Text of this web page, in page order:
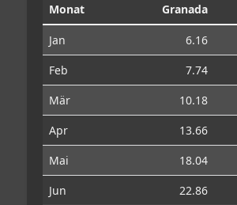
Monat Granada
Jan 6.16
Feb
7.74
Mär
10.18
Apr
13.66
Mai
18.04
Jun
22.86